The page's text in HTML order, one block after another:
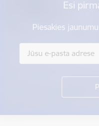
Esi
Piesakies